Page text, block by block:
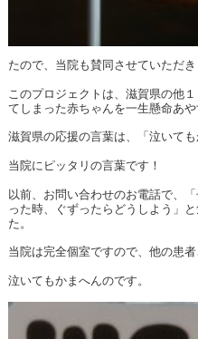
たので、当院も賛同させていただき
このプロジェクトは、滋賀県の他
てしまった赤ちゃんを一生懸命あ
滋賀県の応援の言葉は、「泣いても
当院にピッタリの言葉です！
以前、お問い合わせのお電話で、
った時、ぐずったらどうしよう」
た。
当院は完全個室ですので、他の患
泣いてもかまへんのです。